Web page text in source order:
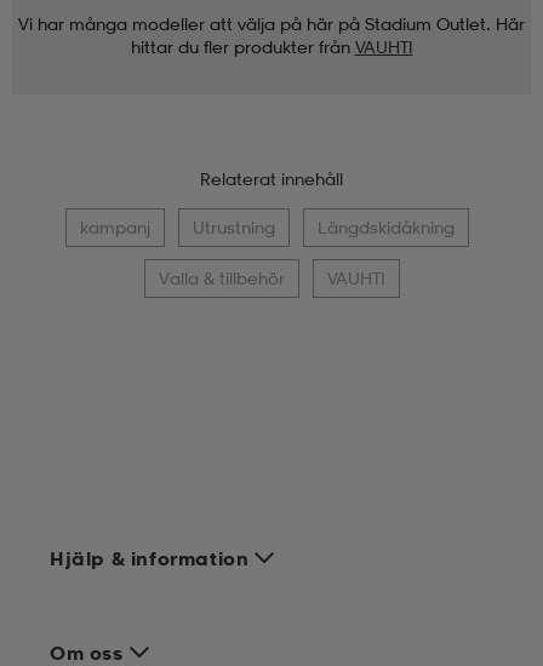
Vi har många modeller att välja på här på Stadium Outlet. Här
hittar du fler produkter från VAUHTI
Relaterat innehåll
kampanj Utrustning Längdskidåkning
Valla & tillbehör VAUHTI
Hjälp & information
Om oss